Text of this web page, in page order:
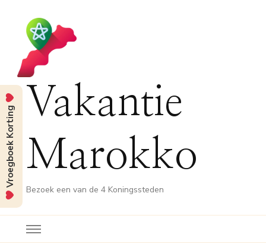
Vakantie
Marokko
Bezoek een van de 4 Koningssteden
Vroegboek Korting